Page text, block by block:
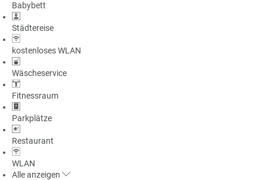
Babybett
Städtereise
kostenloses WLAN
Wäscheservice
Fitnessraum
Parkplätze
Restaurant
WLAN
Alleanzeigen